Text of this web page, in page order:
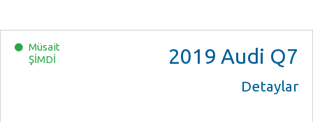
Müsait
ŞİMDİ
2019 Audi Q7
Detaylar